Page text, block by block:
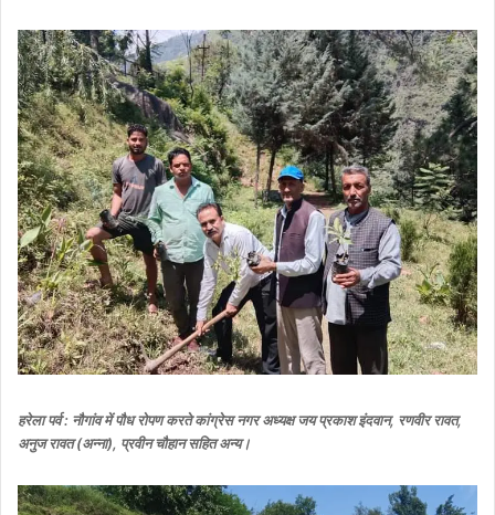
हरेला पर्व : नौगांव में पौध रोपण करते कांग्रेस नगर अध्यक्ष जय प्रकाश इंदवान, रणवीर रावत,
अनुज रावत (अन्ना), प्रवीन चौहान सहित अन्य।